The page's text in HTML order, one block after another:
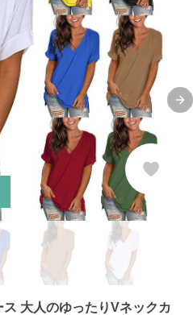
大人のゆったりVネックカ